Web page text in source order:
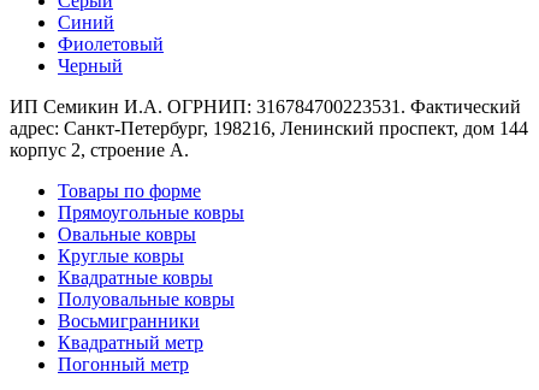
Паласные
дорожки
Кремлевские
дорожки
Ковролин
Ковролин
в
Паласы
Как
выбрать
ковер
Доставка
и
оплата
Наши
работы
Синий
Фиолетовый
Черный
ИП Семикин И.А. ОГРНИП: 316784700223531. Фактический
адрес: Санкт-Петербург, 198216, Ленинский проспект, дом 144
корпус 2, строение А.
Товары по форме
Прямоугольные ковры
Овальные ковры
Круглые ковры
Квадратные ковры
Полуовальные ковры
Восьмигранники
Квадратный метр
Погонный метр